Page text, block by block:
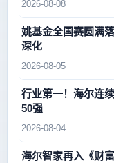
2026-08-08
姚基金全国赛圆满
深化
2026-08-05
行业第一！海尔连
50强
2026-08-04
海尔智家再入《财